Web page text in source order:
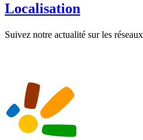
Localisation
Suivez notre actualité sur les